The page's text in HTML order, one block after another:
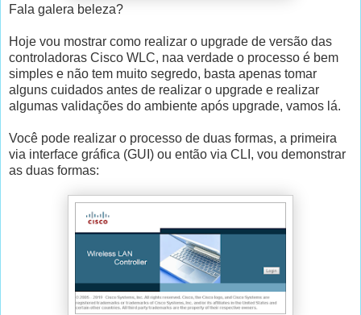
Fala galera beleza?
Hoje vou mostrar como realizar o upgrade de versão das
controladoras Cisco WLC, naa verdade o processo é bem
simples e não tem muito segredo, basta apenas tomar
alguns cuidados antes de realizar o upgrade e realizar
algumas validações do ambiente após upgrade, vamos lá.
Você pode realizar o processo de duas formas, a primeira
via interface gráfica (GUI) ou então via CLI, vou demonstrar
as duas formas: